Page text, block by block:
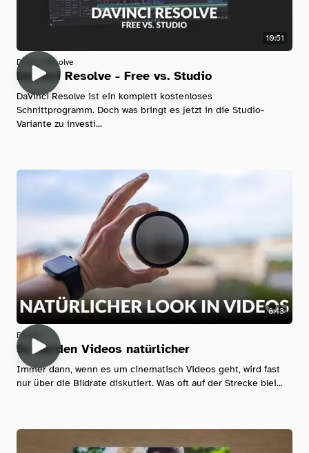
10:51
Davinci-Resolve
DaVinci Resolve - Free vs. Studio
DaVinci Resolve ist ein komplett kostenloses
Schnittprogramm. Doch was bringt es jetzt in die Studio-
Variante zu investi...
8:43
Filmen
So werden Videos natürlicher
Immer dann, wenn es um cinematisch Videos geht, wird fast
nur über die Bildrate diskutiert. Was oft auf der Strecke blei...